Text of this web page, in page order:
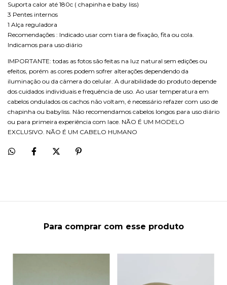
Suporta calor até 180c ( chapinha e baby liss)
3 Pentes internos
1 Alça reguladora
Recomendações : Indicado usar com tiara de fixação, fita ou cola.
Indicamos para uso diário
IMPORTANTE: todas as fotos são feitas na luz natural sem edições ou
efeitos, porém as cores podem sofrer alterações dependendo da
iluminação ou da câmera do celular. A durabilidade do produto depende
dos cuidados individuais e frequência de uso. Ao usar temperatura em
cabelos ondulados os cachos não voltam, é necessário refazer com uso de
chapinha ou babyliss. Não recomendamos cabelos longos para uso diário
ou para primeira experiência com lace. NÃO É UM MODELO
EXCLUSIVO. NÃO É UM CABELO HUMANO
Para comprar com esse produto